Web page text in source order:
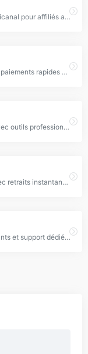
Commissions attractives et support multicanal pour affiliés avec forte présence en ligne.
Jusqu'à 50 % de partage des revenus et paiements rapides avec outils marketing avancés.
Jusqu'à 50 % de partage des revenus avec outils professionnels et support dédié.
Gagnez jusqu'à 45 % de commission avec retraits instantanés dans plus de 190 pays.
Commissions CPA élevées, outils innovants et support dédié pour affiliés.